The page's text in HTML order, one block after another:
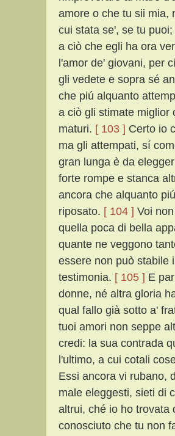
amore o che tu sii mia,
cui stata se', se tu
a ciò che egli ha ora
l'amor de' giovani, per
gli vedete e sopra sé
che piú alquanto
a ciò gli stimate miglior
maturi. [ 103 ] Certo io
ma gli attempati, sí
gran lunga è da
forte rompe e stanca
ancora che alquanto
riposato. [ 104 ] Voi
quella poca di bella
quante ne veggono
essere non può stabile
testimonia. [ 105 ] E
donne, né altra gloria
qual fallo già sotto a'
tuoi amori non seppe
credi: la sua contrada
l'ultimo, a cui cotali
Essi ancora vi rubano,
male eleggesti, sieti di
altrui, ché io ho trovata
conosciuto che tu non